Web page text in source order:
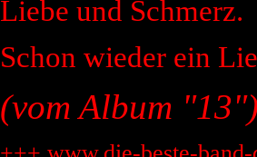
Liebe und Schmerz.
Schon wieder ein
(vom Album "13")